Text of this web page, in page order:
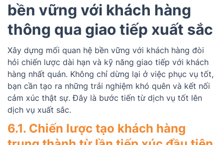
bền vững với khách hàng
thông qua giao tiếp xuất sắc
Xây dựng mối quan hệ bền vững với khách hàng đòi
hỏi chiến lược dài hạn và kỹ năng giao tiếp với khách
hàng nhất quán. Không chỉ dừng lại ở việc phục vụ tốt,
bạn cần tạo ra những trải nghiệm khó quên và kết nối
cảm xúc thật sự. Đây là bước tiến từ dịch vụ tốt lên
dịch vụ xuất sắc.
6.1. Chiến lược tạo khách hàng